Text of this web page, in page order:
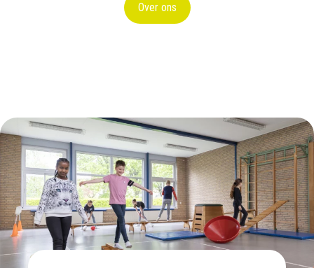
Over ons